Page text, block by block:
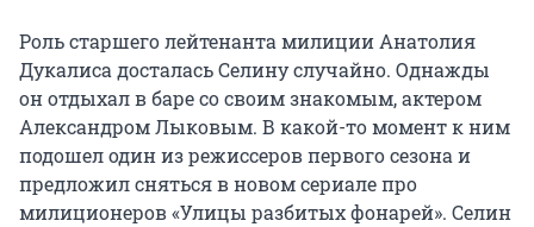
Роль старшего лейтенанта милиции Анатолия
Дукалиса досталась Селину случайно. Однажды
он отдыхал в баре со своим знакомым, актером
Александром Лыковым. В какой-то момент к ним
подошел один из режиссеров первого сезона и
предложил сняться в новом сериале про
милиционеров «Улицы разбитых фонарей». Селин